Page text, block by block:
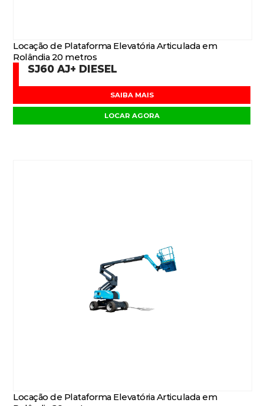
Locação de Plataforma Elevatória Articulada em
Rolândia 20 metros
SJ60 AJ+ DIESEL
SAIBA MAIS
LOCAR AGORA
Locação de Plataforma Elevatória Articulada em